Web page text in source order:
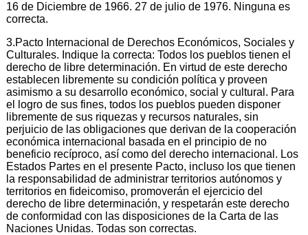
16 de Diciembre de 1966. 27 de julio de 1976. Ninguna es
correcta.
3.Pacto Internacional de Derechos Económicos, Sociales y
Culturales. Indique la correcta: Todos los pueblos tienen el
derecho de libre determinación. En virtud de este derecho
establecen libremente su condición política y proveen
asimismo a su desarrollo económico, social y cultural. Para
el logro de sus fines, todos los pueblos pueden disponer
libremente de sus riquezas y recursos naturales, sin
perjuicio de las obligaciones que derivan de la cooperación
económica internacional basada en el principio de no
beneficio recíproco, así como del derecho internacional. Los
Estados Partes en el presente Pacto, incluso los que tienen
la responsabilidad de administrar territorios autónomos y
territorios en fideicomiso, promoverán el ejercicio del
derecho de libre determinación, y respetarán este derecho
de conformidad con las disposiciones de la Carta de las
Naciones Unidas. Todas son correctas.